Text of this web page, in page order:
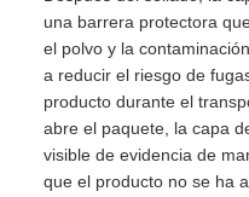
una barrera protectora
el polvo y la
a reducir el riesgo de
producto durante el
abre el paquete, la capa
visible de evidencia de
que el producto no se ha